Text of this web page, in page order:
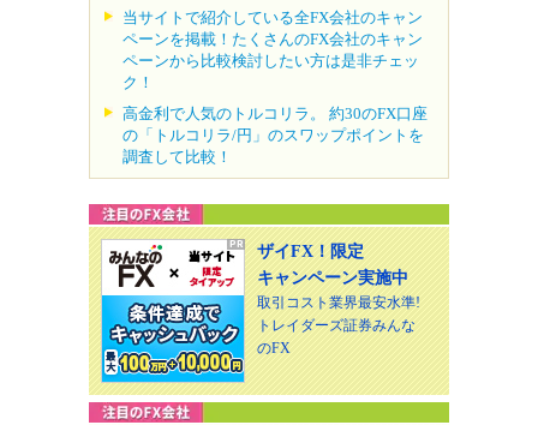
当サイトで紹介している全FX会社のキャン
ペーンを掲載！たくさんのFX会社のキャン
ペーンから比較検討したい方は是非チェッ
ク！
高金利で人気のトルコリラ。 約30のFX口座
の「トルコリラ/円」のスワップポイントを
調査して比較！
ザイFX！限定
キャンペーン実施中
取引コスト業界最安水準!
トレイダーズ証券みんな
のFX